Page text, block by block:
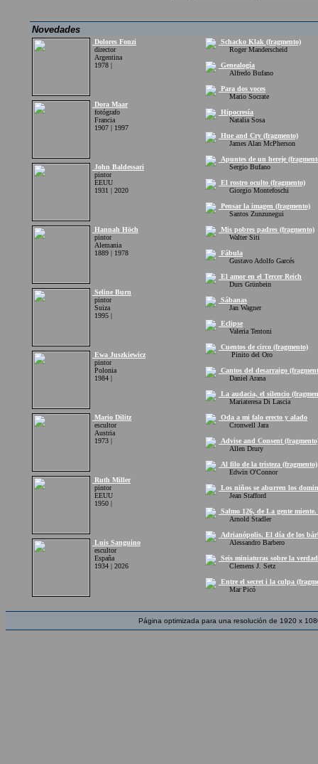
Novedades
Dolores Fonzi
director
Argentina
1978 |
Dora Maar
fotógrafo
Francia
1907 | 1997
John Baldessari
pintor
EEUU
1931 | 2020
Hannah Höch
pintor
Alemania
1889 | 1978
Seline Burn
pintor
Suiza
1995 |
Ewa Juszkiewicz
pintor
Polonia
1984 |
Mario Dilitz
escultor
Austria
1973 |
Ruth Miller
pintor
EEUU
1950 |
Luis Sanguino
escultor
España
1934 | 2026
Schacko Klak (fragmento)
Roger Manderscheid
Genealogía
Alfredo Bufano
Para dos voces
Mario Socrate
Hipocresía
Natalia Sosa
Hue and Cry (fragmento)
James Alan McPherson
Apuntes de un hereje
Sergio Bufano
El rostro oculto (fragmento)
Giorgio Montefoschi
Pensar la imagen (fragmento)
Santos Zunzunegui
Mis pobres padres (fragmento)
Walter Siti
Fábula
Gustavo Adolfo Garcés
El amor en el Tercer Reich
Durs Grünbein
Sábanas
Jan Wagner
Eclipse
Valeria Tentoni
Cuentos de circo (fragmento)
Pinito del Oro
Cantos del desarraigo
Daniel Arana
La audacia, el silencio
Mariateresa Di Lascia
Oda a mi falo erecto y alado
Cronwell Jara
Advise and Consent
Allen Drury
Al filo de la tristeza (fragmento)
Edwin O'Connor
Los niños se aburren los
Jean Stafford
Salmo 126, de La gente
Arnold Stadler
Adrianópolis. El día de los
Alessandro Barbero
Seis miniaturas sobre la
Clemens J. Setz
Entre el secret i la culpa
Mar Picó
Página optimizada para una resolución de 1920 x